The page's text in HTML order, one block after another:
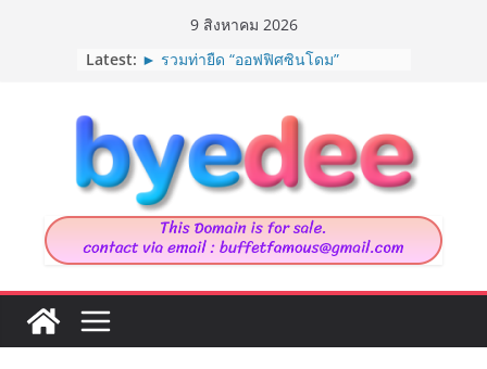
9 สิงหาคม 2026
Latest: ► รวมท่ายืด “ออฟฟิศซินโดม”
► 9 ต้นไม้ที่แมวกินได้
► House in Chau Doc